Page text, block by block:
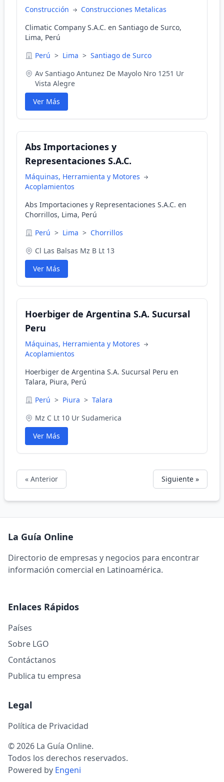
Construcción
Construcciones Metalicas
Climatic Company S.A.C. en Santiago de Surco,
Lima, Perú
Perú > Lima > Santiago de Surco
Av Santiago Antunez De Mayolo Nro 1251 Ur
Vista Alegre
Ver Más
Abs Importaciones y
Representaciones S.A.C.
Máquinas, Herramienta y Motores
Acoplamientos
Abs Importaciones y Representaciones S.A.C. en
Chorrillos, Lima, Perú
Perú > Lima > Chorrillos
Cl Las Balsas Mz B Lt 13
Ver Más
Hoerbiger de Argentina S.A. Sucursal
Peru
Máquinas, Herramienta y Motores
Acoplamientos
Hoerbiger de Argentina S.A. Sucursal Peru en
Talara, Piura, Perú
Perú > Piura > Talara
Mz C Lt 10 Ur Sudamerica
Ver Más
« Anterior Siguiente »
La Guía Online
Directorio de empresas y negocios para encontrar
información comercial en Latinoamérica.
Enlaces Rápidos
Países
Sobre LGO
Contáctanos
Publica tu empresa
Legal
Política de Privacidad
© 2026 La Guía Online.
Todos los derechos reservados.
Powered by Engeni